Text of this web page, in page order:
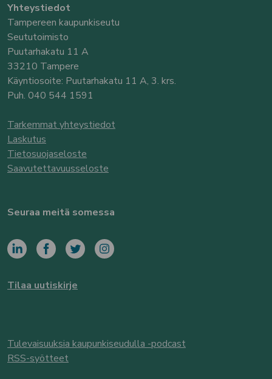
Yhteystiedot
Tampereen kaupunkiseutu
Seututoimisto
Puutarhakatu 11 A
33210 Tampere
Käyntiosoite: Puutarhakatu 11 A, 3. krs.
Puh. 040 544 1591
Tarkemmat yhteystiedot
Laskutus
Tietosuojaseloste
Saavutettavuusseloste
Seuraa meitä somessa
Tilaa uutiskirje
Tulevaisuuksia kaupunkiseudulla -podcast
RSS-syötteet